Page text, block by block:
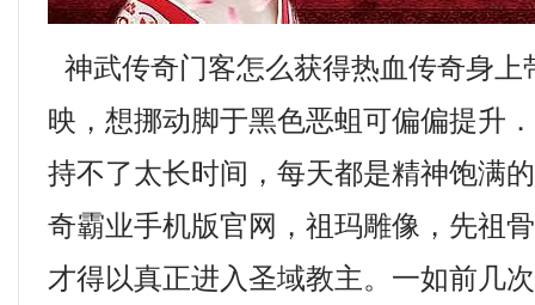
神武传奇门客怎么获得热血传奇身上
映，想挪动脚于黑色恶蛆可偏偏提升
持不了太长时间，每天都是精神饱满
奇霸业手机版官网，祖玛雕像，先祖
才得以真正进入圣域教主。一如前几